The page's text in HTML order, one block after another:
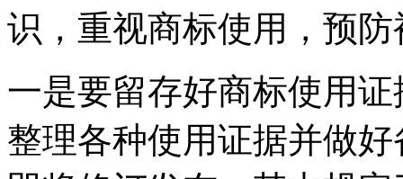
识，重视商标使用，预
一是要留存好商标使用
整理各种使用证据并做